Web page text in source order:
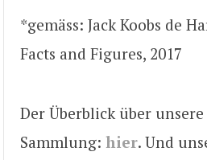
*gemäss: Jack Koobs de
Facts and Figures, 2017
Der Überblick über
Sammlung: hier. Und